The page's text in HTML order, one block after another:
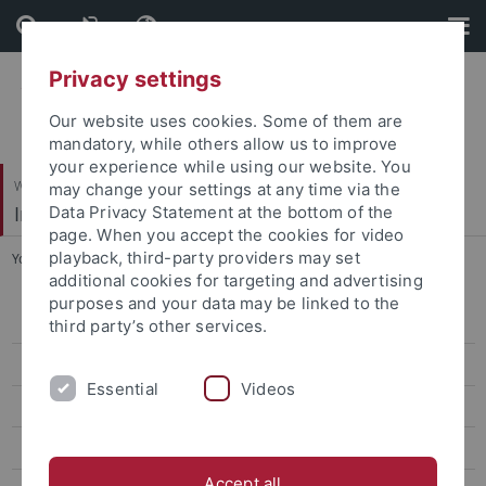
Skip
to
content
Skip
to
footer
Wirtschafts- und Sozialwissenschaftliche Fakultät
Institut für Sportwissenschaft
You are here: Startseite ... 1845-1924
1819-1844
1925-1959
Privacy settings
Our website uses cookies. Some of them are
mandatory, while others allow us to improve
your experience while using our website. You
may change your settings at any time via the
Data Privacy Statement at the bottom of the
page. When you accept the cookies for video
playback, third-party providers may set
additional cookies for targeting and advertising
purposes and your data may be linked to the
third party’s other services.
Essential Videos